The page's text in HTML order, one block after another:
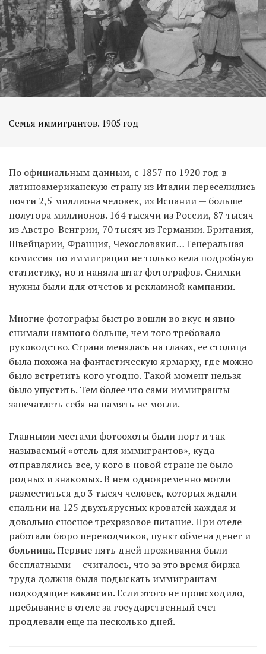
Семья иммигрантов. 1905 год
По официальным данным, с 1857 по 1920 год в
латиноамериканскую страну из Италии переселились
почти 2,5 миллиона человек, из Испании — больше
полутора миллионов. 164 тысячи из России, 87 тысяч
из Австро-Венгрии, 70 тысяч из Германии. Британия,
Швейцарии, Франция, Чехословакия… Генеральная
комиссия по иммиграции не только вела подробную
статистику, но и наняла штат фотографов. Снимки
нужны были для отчетов и рекламной кампании.
Многие фотографы быстро вошли во вкус и явно
снимали намного больше, чем того требовало
руководство. Страна менялась на глазах, ее столица
была похожа на фантастическую ярмарку, где можно
было встретить кого угодно. Такой момент нельзя
было упустить. Тем более что сами иммигранты
запечатлеть себя на память не могли.
Главными местами фотоохоты были порт и так
называемый «отель для иммигрантов», куда
отправлялись все, у кого в новой стране не было
родных и знакомых. В нем одновременно могли
разместиться до 3 тысяч человек, которых ждали
спальни на 125 двухъярусных кроватей каждая и
довольно сносное трехразовое питание. При отеле
работали бюро переводчиков, пункт обмена денег и
больница. Первые пять дней проживания были
бесплатными — считалось, что за это время биржа
труда должна была подыскать иммигрантам
подходящие вакансии. Если этого не происходило,
пребывание в отеле за государственный счет
продлевали еще на несколько дней.